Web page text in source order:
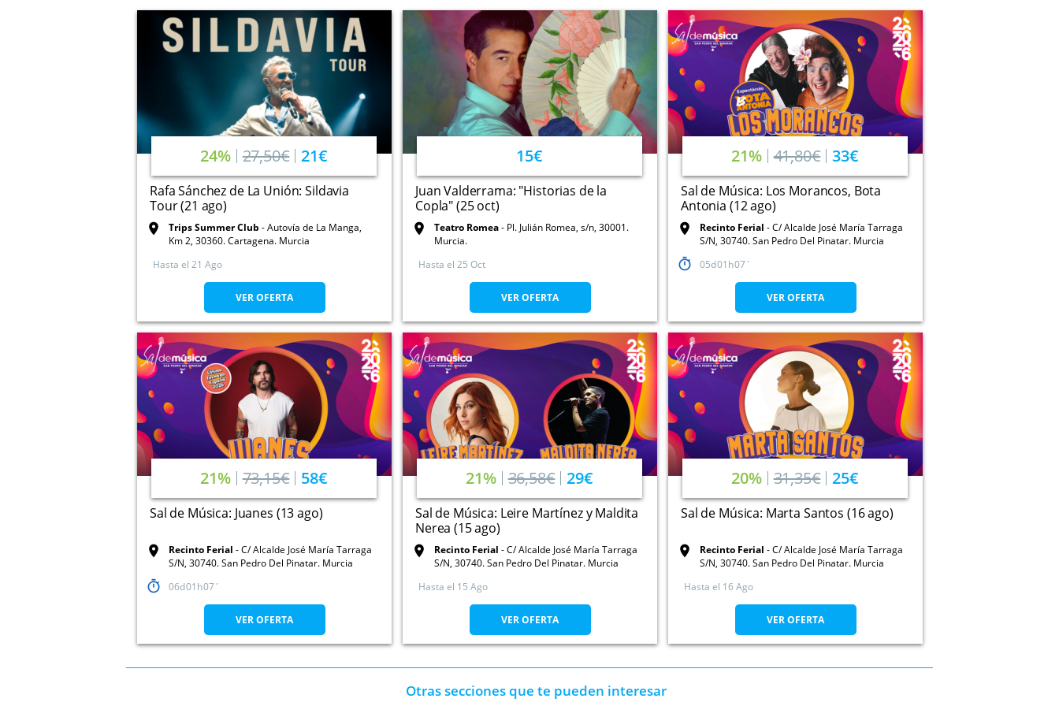
24% 27,50€ 21€
Rafa Sánchez de La Unión: Sildavia
Tour (21 ago)
Trips Summer Club
Autovía de La Manga,
Km 2, 30360. Cartagena. Murcia
Hasta el 21 Ago
VER OFERTA
15€
Juan Valderrama: "Historias de la
Copla" (25 oct)
Teatro Romea
Pl. Julián Romea, s/n, 30001.
Murcia.
Hasta el 25 Oct
VER OFERTA
21% 41,80€ 33€
Sal de Música: Los Morancos, Bota
Antonia (12 ago)
Recinto Ferial
C/ Alcalde José María Tarraga
S/N, 30740. San Pedro Del Pinatar. Murcia
05 01 07
VER OFERTA
21% 73,15€ 58€
Sal de Música: Juanes (13 ago)
Recinto Ferial
C/ Alcalde José María Tarraga
S/N, 30740. San Pedro Del Pinatar. Murcia
06 01 07
VER OFERTA
21% 36,58€ 29€
Sal de Música: Leire Martínez y Maldita
Nerea (15 ago)
Recinto Ferial
C/ Alcalde José María Tarraga
S/N, 30740. San Pedro Del Pinatar. Murcia
Hasta el 15 Ago
VER OFERTA
20% 31,35€ 25€
Sal de Música: Marta Santos (16 ago)
Recinto Ferial
C/ Alcalde José María Tarraga
S/N, 30740. San Pedro Del Pinatar. Murcia
Hasta el 16 Ago
VER OFERTA
Otras secciones que te pueden interesar